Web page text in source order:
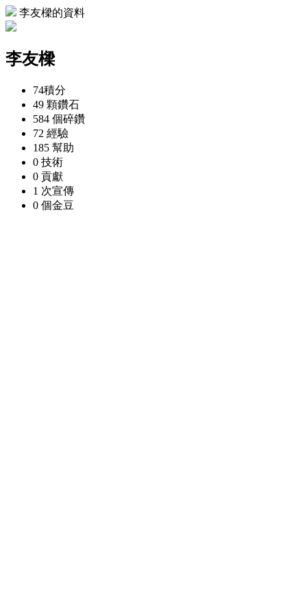
李友樑的資料
李友樑
74積分
49 顆鑽石
584 個碎鑽
72 經驗
185 幫助
0 技術
0 貢獻
1 次宣傳
0 個金豆